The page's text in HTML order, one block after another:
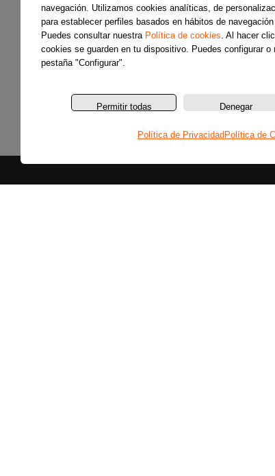
navegación. Utilizamos cookies analíticas, de
para establecer perfiles basados en hábitos de
Puedes consultar nuestra Política de cookies. Al hacer
cookies se guarden en tu dispositivo. Puedes configurar
pestaña "Configurar".
Permitir todas Denegar
Política de Privacidad Política de